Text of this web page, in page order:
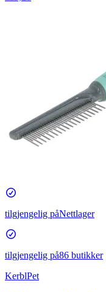
tilgjengelig påNettlager
tilgjengelig på86 butikker
KerblPet